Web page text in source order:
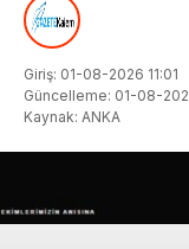
Giriş: 01-08-2026 11:01
Güncelleme: 01-08-
Kaynak: ANKA